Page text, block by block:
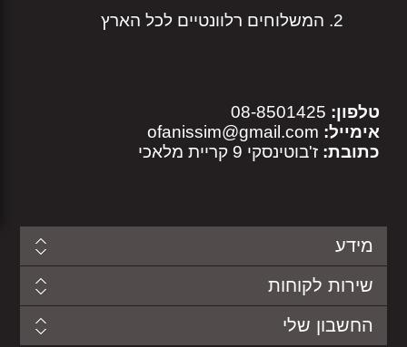
המשלוחים רלוונטיים לכל הארץ
טלפון:
אימייל: ofanissim@gmail.com
כתובת: ז'בוטינסקי 9 קריית מלאכי
מידע
שירות לקוחות
החשבון שלי